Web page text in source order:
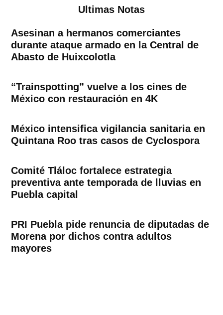
Ultimas Notas
Asesinan a hermanos comerciantes
durante ataque armado en la Central de
Abasto de Huixcolotla
“Trainspotting” vuelve a los cines de
México con restauración en 4K
México intensifica vigilancia sanitaria en
Quintana Roo tras casos de Cyclospora
Comité Tláloc fortalece estrategia
preventiva ante temporada de lluvias en
Puebla capital
PRI Puebla pide renuncia de diputadas de
Morena por dichos contra adultos
mayores